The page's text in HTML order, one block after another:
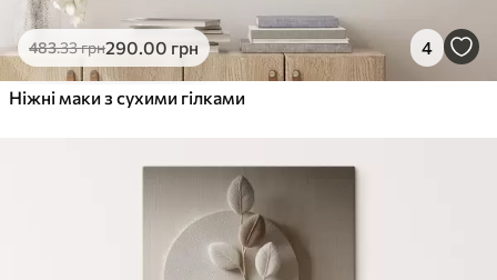
483.33грн290.00 грн 4
Ніжні маки з сухими гілками